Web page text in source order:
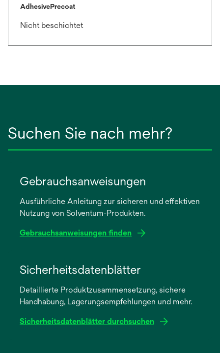
AdhesivePrecoat
Nicht beschichtet
Suchen Sie nach mehr?
Gebrauchsanweisungen
Ausführliche Anleitung zur sicheren und effektiven
Nutzung von Solventum-Produkten.
Gebrauchsanweisungen finden
neuen
Registerkarte
Sicherheitsdatenblätter
Detaillierte Produktzusammensetzung, sichere
Handhabung, Lagerungsempfehlungen und mehr.
Sicherheitsdatenblätter durchsuchen